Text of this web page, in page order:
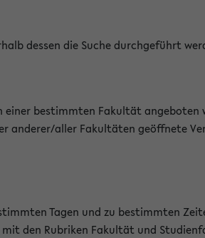
dessen die Suche durchgeführt
einer bestimmten Fakultät angeboten
anderer/aller Fakultäten geöffnete
Tagen und zu bestimmten
den Rubriken Fakultät und